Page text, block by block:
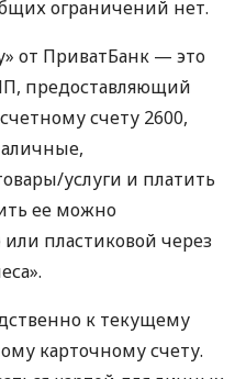
ограничений нет.
от ПриватБанк — это
предоставляющий
счету 2600,
услуги и платить
ее можно
пластиковой через
к текущему
карточному счету.